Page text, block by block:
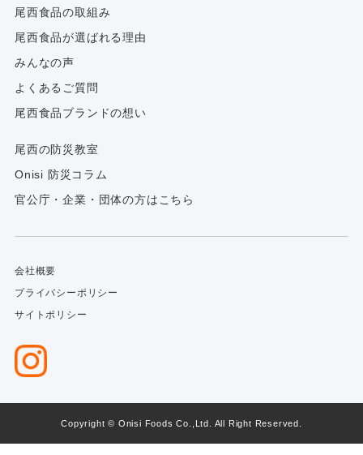
尾西食品の取組み
尾西食品が選ばれる理由
みんなの声
よくあるご質問
尾西食品ブランドの想い
尾西の防災教室
Onisi 防災コラム
官公庁・企業・団体の方はこちら
会社概要
プライバシーポリシー
サイトポリシー
Copyright © Onisi Foods Co.,Ltd. All Right Reserved.